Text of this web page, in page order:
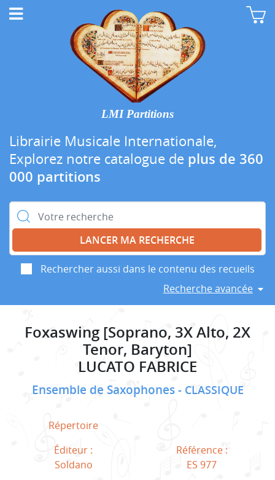
LMI Partitions
Librairie Musicale Internationale,
Explorez notre catalogue de plus de 360
000 partitions
Rechercher :
Rechercher aussi dans le contenu des recueils
Recherche avancée
Foxaswing [Soprano, 3X Alto, 2X
Tenor, Baryton]
LUCATO FABRICE
Ensemble de Saxophones CLASSIQUE
Répertoire
Éditeur :
Soldano
Référence :
ES 977